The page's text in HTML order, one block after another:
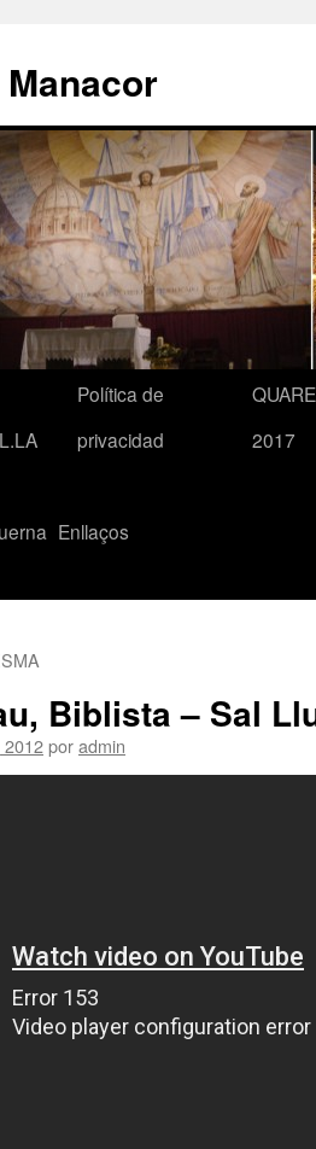
Política de
privacidad
2017
Enllaços
Biblista – Sal
2012poradmin